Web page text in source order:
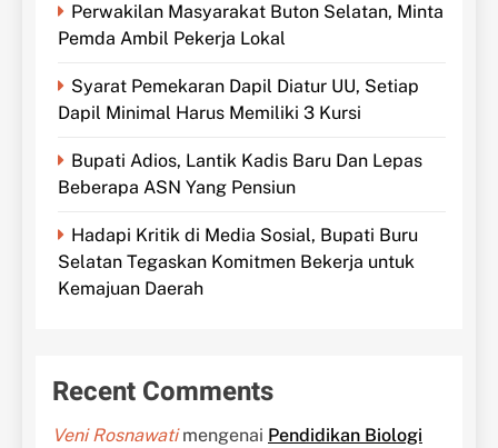
Perwakilan Masyarakat Buton Selatan, Minta
Pemda Ambil Pekerja Lokal
Syarat Pemekaran Dapil Diatur UU, Setiap
Dapil Minimal Harus Memiliki 3 Kursi
Bupati Adios, Lantik Kadis Baru Dan Lepas
Beberapa ASN Yang Pensiun
Hadapi Kritik di Media Sosial, Bupati Buru
Selatan Tegaskan Komitmen Bekerja untuk
Kemajuan Daerah
Recent Comments
Veni Rosnawatimengenai Pendidikan Biologi